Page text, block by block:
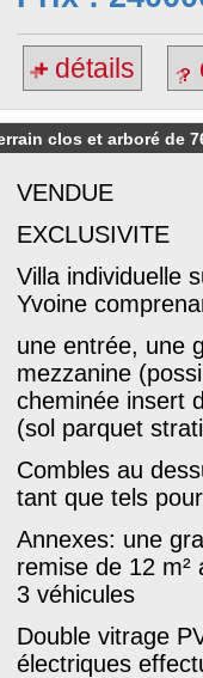
détails
clos et arboré de
VENDUE
EXCLUSIVITE
Villa individuelle
Yvoine
une entrée, une
mezzanine
cheminée insert
(sol parquet
Combles au
tant que tels
Annexes: une
remise de 12
3 véhicules
Double vitrage
électriques